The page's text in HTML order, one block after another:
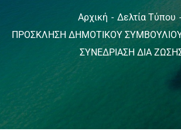
Αρχική
Δελτία Τύπου
ΠΡΟΣΚΛΗΣΗ ΔΗΜΟΤΙΚΟΥ ΣΥΜΒΟΥΛΙΟΥ
ΣΥΝΕΔΡΙΑΣΗ ΔΙΑ